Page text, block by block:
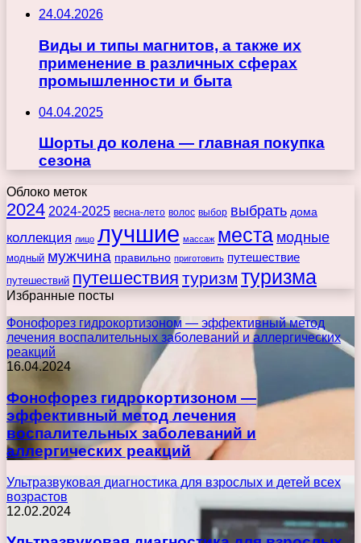
24.04.2026
Виды и типы магнитов, а также их
применение в различных сферах
промышленности и быта
04.04.2025
Шорты до колена — главная покупка
сезона
Облоко меток
2024 2024-2025 весна-лето волос выбор выбрать дома
коллекция лицо лучшие массаж места модные
модный мужчина правильно приготовить путешествие
путешествий путешествия туризм туризма
Избранные посты
Фонофорез гидрокортизоном — эффективный метод
лечения воспалительных заболеваний и аллергических
реакций
16.04.2024
Фонофорез гидрокортизоном —
эффективный метод лечения
воспалительных заболеваний и
аллергических реакций
Ультразвуковая диагностика для взрослых и детей всех
возрастов
12.02.2024